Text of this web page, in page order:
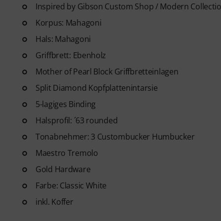
Gitarren Videolektionen für
Inspired by Gibson Custom Shop / Modern
Korpus: Mahagoni
Hals: Mahagoni
Griffbrett: Ebenholz
Mother of Pearl Block Griffbretteinlagen
Split Diamond Kopfplattenintarsie
5-lagiges Binding
Halsprofil: ´63 rounded
Tonabnehmer: 3 Custombucker Humbucker
Maestro Tremolo
Gold Hardware
Farbe: Classic White
inkl. Koffer